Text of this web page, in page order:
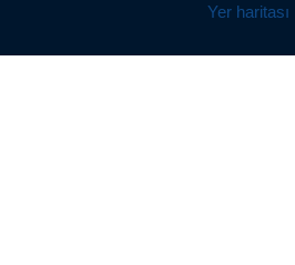
Yer haritası